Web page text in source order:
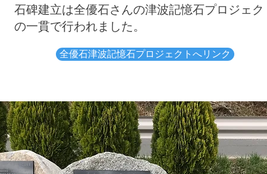
石碑建立は全優石さんの津波記憶石プロジェク
の一貫で行われました。
全優石津波記憶石プロジェクトへリンク